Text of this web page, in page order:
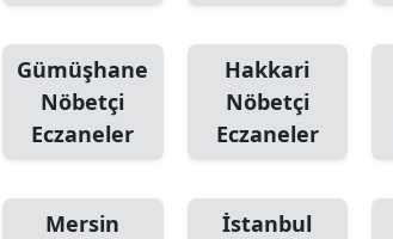
Gümüşhane
Nöbetçi
Eczaneler
Hakkari
Nöbetçi
Eczaneler
Mersin
İstanbul